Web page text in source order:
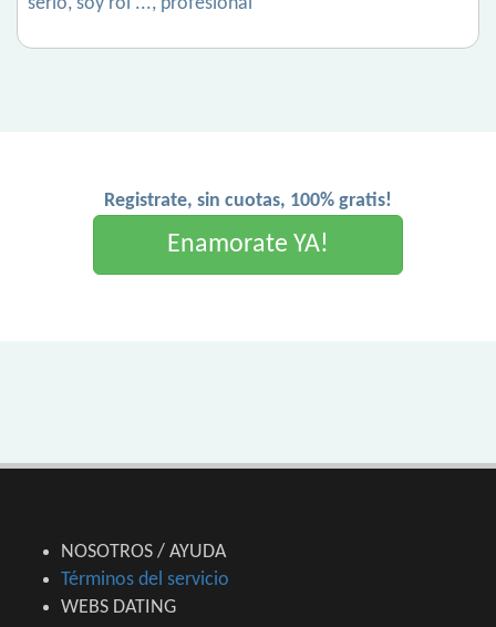
Registrate, sin cuotas, 100% gratis!
Enamorate YA!
NOSOTROS / AYUDA
Términos del servicio
WEBS DATING